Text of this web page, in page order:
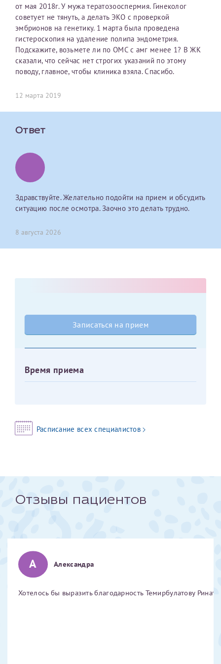
от мая 2018г. У мужа тератозооспермия. Гинеколог
советует не тянуть, а делать ЭКО с проверкой
эмбрионов на генетику. 1 марта была проведена
гистероскопия на удаление полипа эндометрия.
Подскажите, возьмете ли по ОМС с амг менее 1? В ЖК
сказали, что сейчас нет строгих указаний по этому
поводу, главное, чтобы клиника взяла. Спасибо.
12 марта 2019
Ответ
Здравствуйте. Желательно подойти на прием и обсудить
ситуацию после осмотра. Заочно это делать трудно.
8 августа 2026
Записаться на прием
Время приема
Расписание всех специалистов
Отзывы пациентов
А Александра
Хотелось бы выразить благодарность Темирбулатову
О каком враче расскажете?
Ваш отзыв
Прикрепить файлы
Принимаю условияСоглашения на обработку
Электронная почта*
Номер телефона*
Номер медицинской карты МЦРМ
Выберите специальность врача
Или введите его имя
Наши специалисты готовы помочь вам, предоставив
общую информацию и рекомендации на основе
ваших вопросов. Задайте ваш вопрос,
и мы постараемся ответить на него как можно
скорее.
Я подтверждаю, что ознакомился с уведомлением,
Далее
первом заявлении. После отправки готового документа
изменения и переоформление справки на другого
налогоплательщика не выполняются. Пожалуйста,
внимательно проверяйте все данные перед отправкой
заявки.
После отправки заявки вы получите письмо на указанную
принята ». Если письмо не поступит, пожалуйста, свяжитесь
Заявление
Прошу выдать справку об оказанных медицинских услугах
следующим пациентам:
Фамилия*
Фамилия*
налогоплательщик, тот, кто будет получать вычет - ФИО
За год/годы
2022